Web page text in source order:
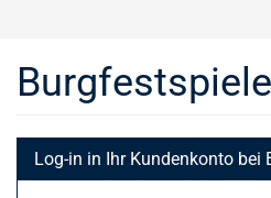
Inhalt
springen
Log-in in Ihr Kundenkonto bei